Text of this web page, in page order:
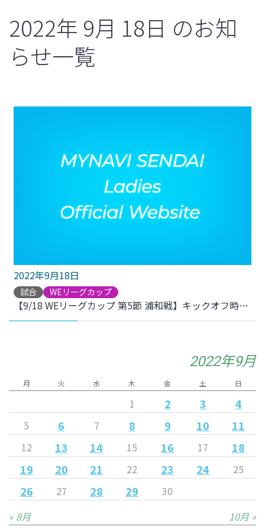
2022年 9月 18日 のお知
らせ一覧
2022年9月18日
試合 WEリーグカップ
【9/18 WEリーグカップ 第5節 浦和戦】キックオフ時刻変更のお知らせ
2022年9月
月 火 水 木 金 土 日
1 2 3 4
5 6 7 8 9 10 11
12 13 14 15 16 17
18
19
20 21 22 23 24 25
26 27 28 29
30
« 8月
10月 »